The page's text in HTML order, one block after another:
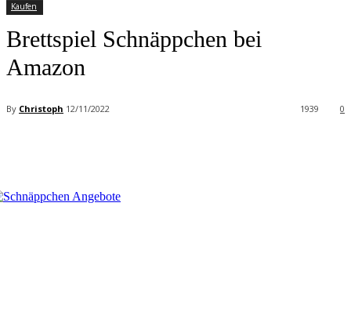
Kaufen
Brettspiel Schnäppchen bei
Amazon
By Christoph 12/11/2022 0
1939